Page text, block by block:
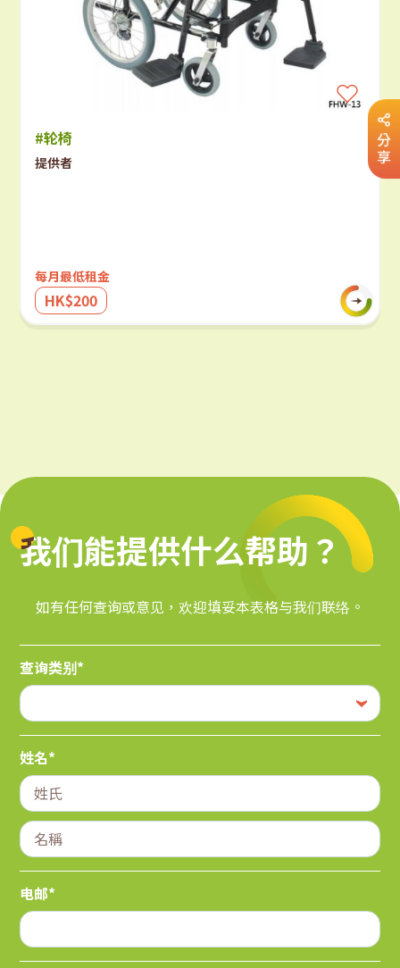
#轮椅
提供者
每月最低租金
HK$200
我们能提供什么帮助？
我们能提供什么帮助？
如有任何查询或意见，欢迎填妥本表格与我们联络。
查询类别*
姓名*
电邮*
分
享